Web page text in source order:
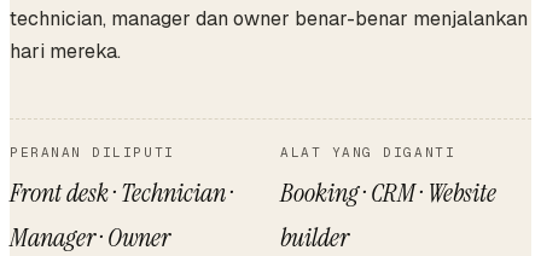
technician, manager dan owner benar-benar menjalankan
hari mereka.
PERANAN DILIPUTI
Front desk · Technician ·
Manager · Owner
ALAT YANG DIGANTI
Booking · CRM · Website
builder